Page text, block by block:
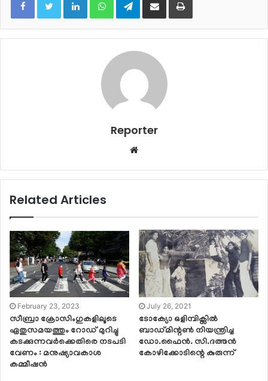
Reporter
Website
Related Articles
February 23, 2023
സീബ്രാ ക്രോസിംഗുകളിലൂടെ
ഏതുസമയത്തും റോഡ് മുറിച്ചു
കടക്കുന്നവർക്കെതിരെ നടപടി
വേണം : മനുഷ്യാവകാശ
കമ്മീഷൻ
July 26, 2021
ടോക്യോ ഒളിമ്പിക്സിൽ
ബാഡ്മിന്റൺ നിയന്ത്രിച്ച
ഡോ.ഫൈൻ. സി.ദത്തൻ
കോഴിക്കോടിന്റെ കുരുന്ന്